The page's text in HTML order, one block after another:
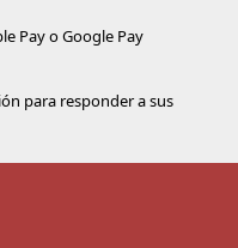
Pay o Google Pay
para responder a sus